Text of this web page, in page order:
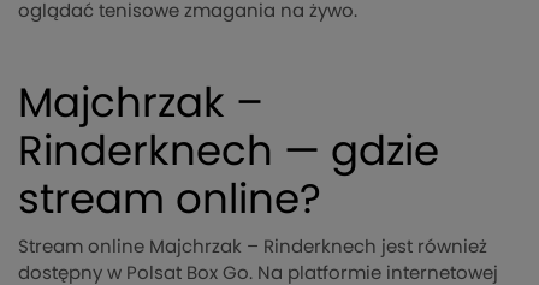
oglądać tenisowe zmagania na żywo.
Majchrzak –
Rinderknech — gdzie
stream online?
Stream online Majchrzak – Rinderknech jest również
dostępny w Polsat Box Go. Na platformie internetowej